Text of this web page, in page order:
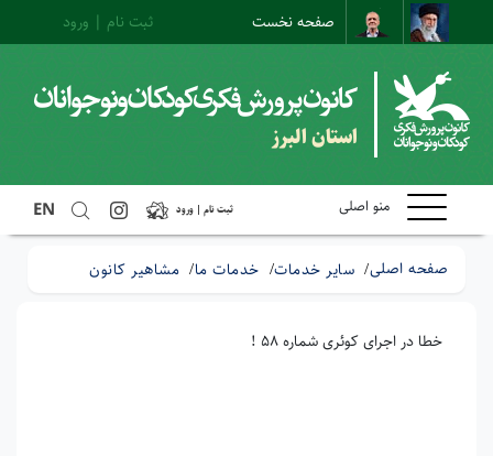
صفحه نخست
ارتباط با ما
نقشه سایت
ثبت نام | ورود
استان البرز
منو اصلی EN ثبت نام | ورود
صفحه اصلی سایر خدمات خدمات ما مشاهیر کانون
خطا در اجرای کوئری شماره 58 !